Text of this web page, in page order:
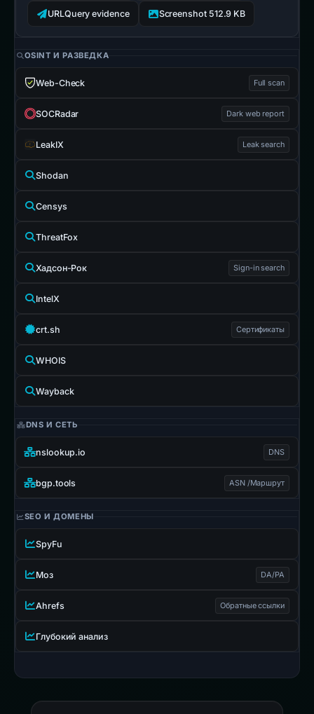
URLQuery evidence Screenshot 512.9 KB
OSINT И РАЗВЕДКА
Web-Check Full scan
SOCRadar Dark web report
LeakIX Leak search
Shodan
Censys
ThreatFox
Хадсон-Рок Sign-in search
IntelX
crt.sh Сертификаты
WHOIS
Wayback
DNS И СЕТЬ
nslookup.io DNS
bgp.tools ASN /Маршрут
SEO И ДОМЕНЫ
SpyFu
Моз DA/PA
Ahrefs Обратные ссылки
Глубокий анализ